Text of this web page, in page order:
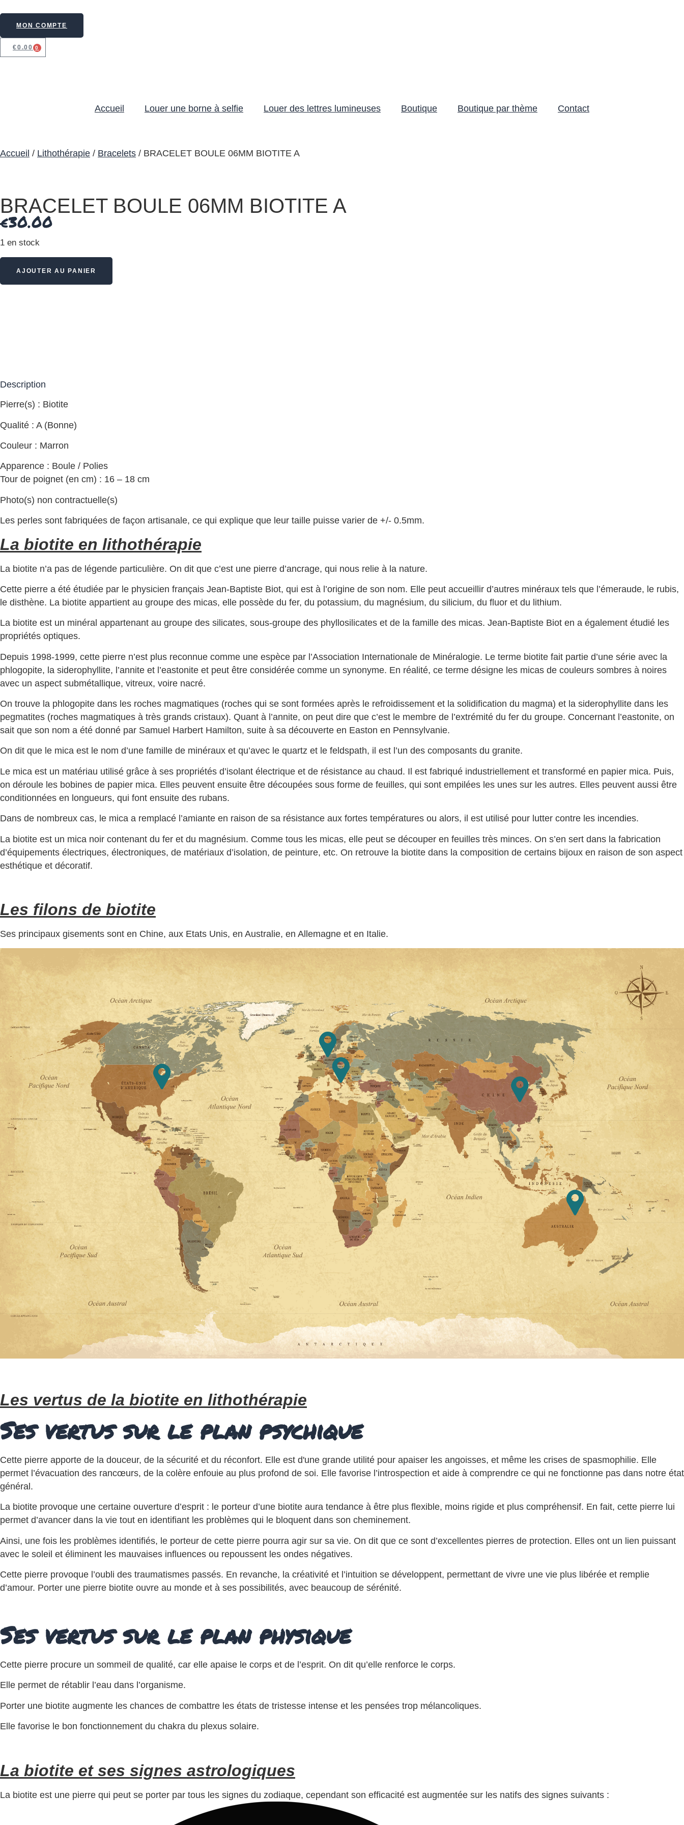
MON COMPTE
€0.00 0
Accueil Louer une borne à selfie Louer des lettres lumineuses Boutique Boutique par thème Contact
Accueil / Lithothérapie / Bracelets / BRACELET BOULE 06MM BIOTITE A
BRACELET BOULE 06MM BIOTITE A
€30.00
1 en stock
AJOUTER AU PANIER
Description
Pierre(s) : Biotite
Qualité : A (Bonne)
Couleur : Marron
Apparence : Boule / Polies
Tour de poignet (en cm) : 16 – 18 cm
Photo(s) non contractuelle(s)
Les perles sont fabriquées de façon artisanale, ce qui explique que leur taille puisse varier de +/- 0.5mm.
La biotite en lithothérapie
La biotite n’a pas de légende particulière. On dit que c’est une pierre d’ancrage, qui nous relie à la nature.
Cette pierre a été étudiée par le physicien français Jean-Baptiste Biot, qui est à l’origine de son nom. Elle peut accueillir d’autres minéraux tels que l’émeraude, le rubis,
le disthène. La biotite appartient au groupe des micas, elle possède du fer, du potassium, du magnésium, du silicium, du fluor et du lithium.
La biotite est un minéral appartenant au groupe des silicates, sous-groupe des phyllosilicates et de la famille des micas. Jean-Baptiste Biot en a également étudié les
propriétés optiques.
Depuis 1998-1999, cette pierre n’est plus reconnue comme une espèce par l’Association Internationale de Minéralogie. Le terme biotite fait partie d’une série avec la
phlogopite, la siderophyllite, l’annite et l’eastonite et peut être considérée comme un synonyme. En réalité, ce terme désigne les micas de couleurs sombres à noires
avec un aspect submétallique, vitreux, voire nacré.
On trouve la phlogopite dans les roches magmatiques (roches qui se sont formées après le refroidissement et la solidification du magma) et la siderophyllite dans les
pegmatites (roches magmatiques à très grands cristaux). Quant à l’annite, on peut dire que c’est le membre de l’extrémité du fer du groupe. Concernant l’eastonite, on
sait que son nom a été donné par Samuel Harbert Hamilton, suite à sa découverte en Easton en Pennsylvanie.
On dit que le mica est le nom d’une famille de minéraux et qu’avec le quartz et le feldspath, il est l’un des composants du granite.
Le mica est un matériau utilisé grâce à ses propriétés d’isolant électrique et de résistance au chaud. Il est fabriqué industriellement et transformé en papier mica. Puis,
on déroule les bobines de papier mica. Elles peuvent ensuite être découpées sous forme de feuilles, qui sont empilées les unes sur les autres. Elles peuvent aussi être
conditionnées en longueurs, qui font ensuite des rubans.
Dans de nombreux cas, le mica a remplacé l’amiante en raison de sa résistance aux fortes températures ou alors, il est utilisé pour lutter contre les incendies.
La biotite est un mica noir contenant du fer et du magnésium. Comme tous les micas, elle peut se découper en feuilles très minces. On s’en sert dans la fabrication
d’équipements électriques, électroniques, de matériaux d’isolation, de peinture, etc. On retrouve la biotite dans la composition de certains bijoux en raison de son aspect
esthétique et décoratif.
Les filons de biotite
Ses principaux gisements sont en Chine, aux Etats Unis, en Australie, en Allemagne et en Italie.
Les vertus de la biotite en lithothérapie
Ses vertus sur le plan psychique
Cette pierre apporte de la douceur, de la sécurité et du réconfort. Elle est d'une grande utilité pour apaiser les angoisses, et même les crises de spasmophilie. Elle
permet l’évacuation des rancœurs, de la colère enfouie au plus profond de soi. Elle favorise l’introspection et aide à comprendre ce qui ne fonctionne pas dans notre état
général.
La biotite provoque une certaine ouverture d’esprit : le porteur d’une biotite aura tendance à être plus flexible, moins rigide et plus compréhensif. En fait, cette pierre lui
permet d’avancer dans la vie tout en identifiant les problèmes qui le bloquent dans son cheminement.
Ainsi, une fois les problèmes identifiés, le porteur de cette pierre pourra agir sur sa vie. On dit que ce sont d’excellentes pierres de protection. Elles ont un lien puissant
avec le soleil et éliminent les mauvaises influences ou repoussent les ondes négatives.
Cette pierre provoque l’oubli des traumatismes passés. En revanche, la créativité et l’intuition se développent, permettant de vivre une vie plus libérée et remplie
d’amour. Porter une pierre biotite ouvre au monde et à ses possibilités, avec beaucoup de sérénité.
Ses vertus sur le plan physique
Cette pierre procure un sommeil de qualité, car elle apaise le corps et de l’esprit. On dit qu’elle renforce le corps.
Elle permet de rétablir l’eau dans l’organisme.
Porter une biotite augmente les chances de combattre les états de tristesse intense et les pensées trop mélancoliques.
Elle favorise le bon fonctionnement du chakra du plexus solaire.
La biotite et ses signes astrologiques
La biotite est une pierre qui peut se porter par tous les signes du zodiaque, cependant son efficacité est augmentée sur les natifs des signes suivants :